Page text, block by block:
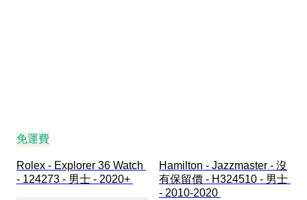
免運費
Rolex - Explorer 36 Watch
- 124273 - 男士 - 2020+
Hamilton - Jazzmaster - 沒
有保留價 - H324510 - 男士
- 2010-2020